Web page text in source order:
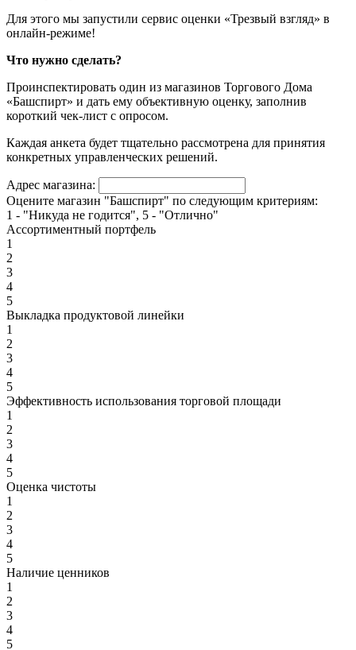
Для этого мы запустили сервис оценки «Трезвый взгляд» в
онлайн-режиме!
Что нужно сделать?
Проинспектировать один из магазинов Торгового Дома
«Башспирт» и дать ему объективную оценку, заполнив
короткий чек-лист с опросом.
Каждая анкета будет тщательно рассмотрена для принятия
конкретных управленческих решений.
Адрес магазина:
Оцените магазин "Башспирт" по следующим критериям:
1 - "Никуда не годится", 5 - "Отлично"
Ассортиментный портфель
1
2
3
4
5
Выкладка продуктовой линейки
1
2
3
4
5
Эффективность использования торговой площади
1
2
3
4
5
Оценка чистоты
1
2
3
4
5
Наличие ценников
1
2
3
4
5